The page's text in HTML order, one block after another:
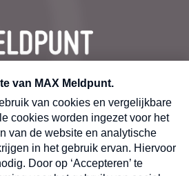
ons op